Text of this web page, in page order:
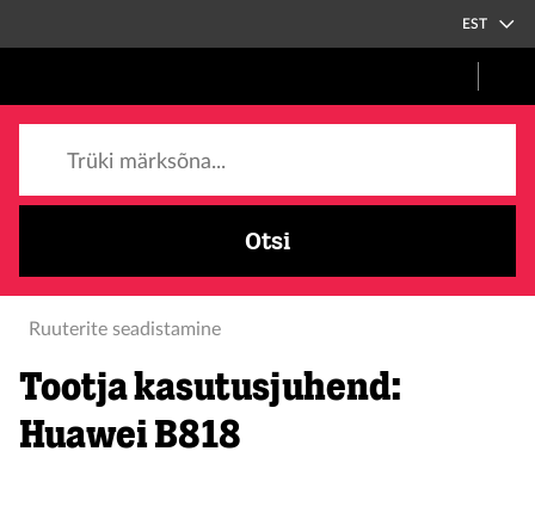
EST
Otsi
Ruuterite seadistamine
Tootja kasutusjuhend:
Huawei B818